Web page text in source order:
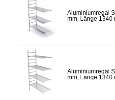
Aluminiumregal
mm, Länge 1340
Aluminiumregal
mm, Länge 1340